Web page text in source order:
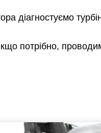
діагностуємо
потрібно,